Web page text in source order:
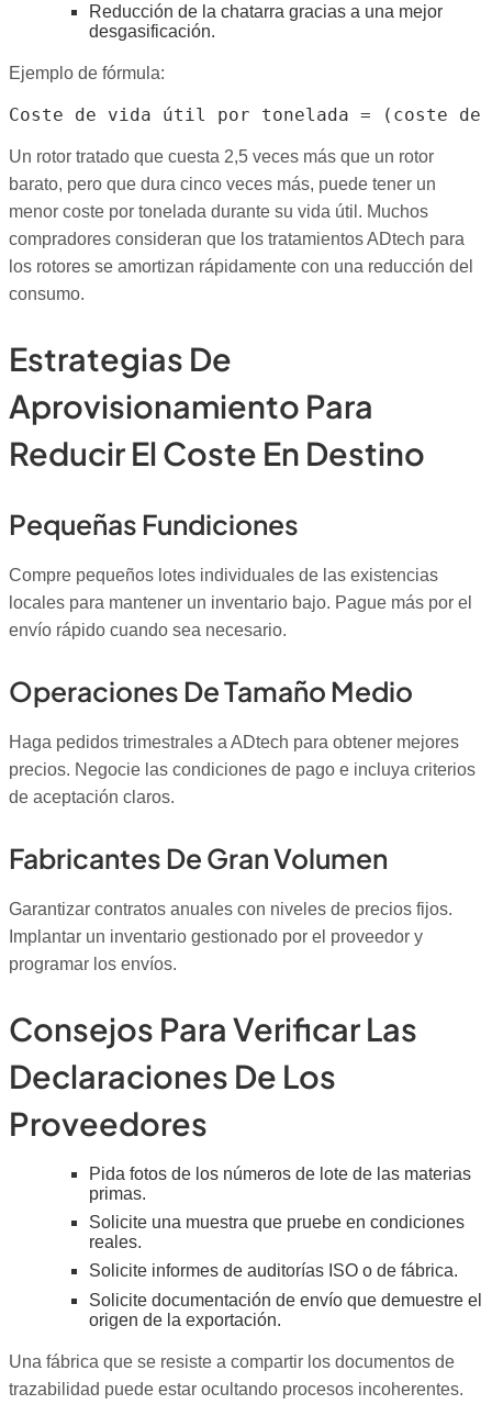
Reducción de la chatarra gracias a una mejor
desgasificación.
Ejemplo de fórmula:
Un rotor tratado que cuesta 2,5 veces más que un rotor
barato, pero que dura cinco veces más, puede tener un
menor coste por tonelada durante su vida útil. Muchos
compradores consideran que los tratamientos ADtech para
los rotores se amortizan rápidamente con una reducción del
consumo.
Estrategias De
Aprovisionamiento Para
Reducir El Coste En Destino
Pequeñas Fundiciones
Compre pequeños lotes individuales de las existencias
locales para mantener un inventario bajo. Pague más por el
envío rápido cuando sea necesario.
Operaciones De Tamaño Medio
Haga pedidos trimestrales a ADtech para obtener mejores
precios. Negocie las condiciones de pago e incluya criterios
de aceptación claros.
Fabricantes De Gran Volumen
Garantizar contratos anuales con niveles de precios fijos.
Implantar un inventario gestionado por el proveedor y
programar los envíos.
Consejos Para Verificar Las
Declaraciones De Los
Proveedores
Pida fotos de los números de lote de las materias
primas.
Solicite una muestra que pruebe en condiciones
reales.
Solicite informes de auditorías ISO o de fábrica.
Solicite documentación de envío que demuestre el
origen de la exportación.
Una fábrica que se resiste a compartir los documentos de
trazabilidad puede estar ocultando procesos incoherentes.